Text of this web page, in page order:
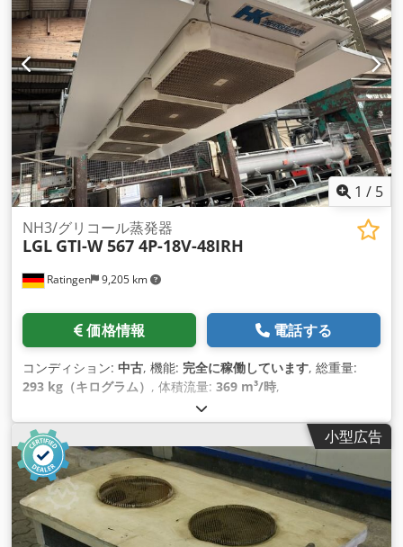
1 / 5
Ratingen 9,205 km
NH3/グリコール蒸発器
LGL GTI-W 567 4P-18V-48IRH
価格情報 電話する
コンディション: 中古, 機能: 完全に稼働しています, 総重量:
293 kg（キログラム） , 体積流量: 369 m³/時,
小型広告